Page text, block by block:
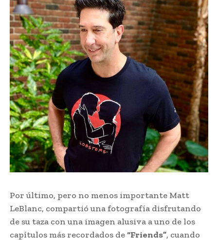
Por último, pero no menos importante Matt
LeBlanc, compartió una fotografía disfrutando
de su taza con una imagen alusiva a uno de los
capítulos más recordados de“Friends”, cuando